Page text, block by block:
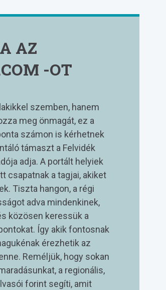
AZ
-OT
szemben, hanem
meg önmagát, ez a
számon is kérhetnek
támaszt a Felvidék
adja. A portált helyiek
csapatnak a tagjai, akiket
Tiszta hangon, a régi
adva mindenkinek,
közösen keressük a
Így akik fontosnak
érezhetik az
Reméljük, hogy sokan
a regionális,
forint segíti, amit